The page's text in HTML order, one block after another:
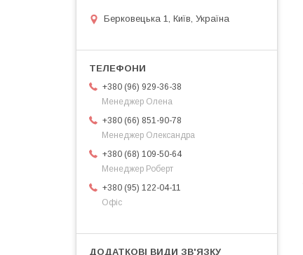
Берковецька 1, Київ, Україна
+380 (96) 929-36-38
Менеджер Олена
+380 (66) 851-90-78
Менеджер Олександра
+380 (68) 109-50-64
Менеджер Роберт
+380 (95) 122-04-11
Офіс